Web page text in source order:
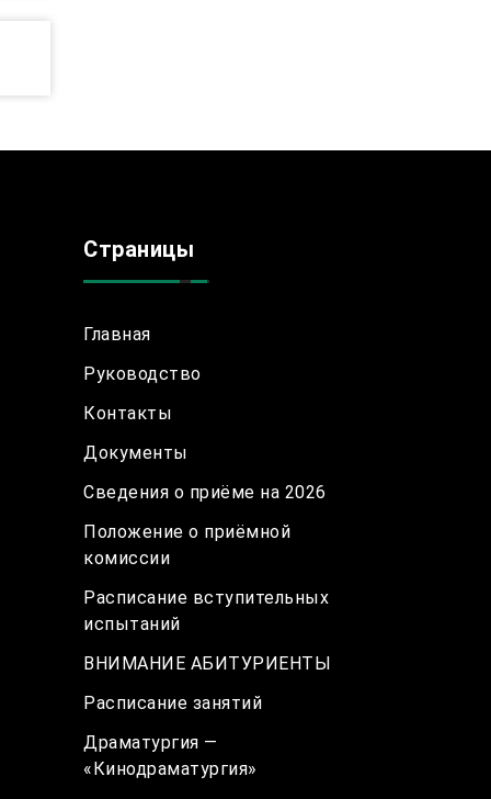
Страницы
Главная
Руководство
Контакты
Документы
Сведения о приёме на 2026
Положение о приёмной
комиссии
Расписание вступительных
испытаний
ВНИМАНИЕ АБИТУРИЕНТЫ
Расписание занятий
Драматургия —
«Кинодраматургия»